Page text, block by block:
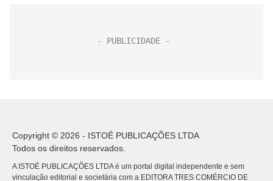
Copyright © 2026 - ISTOÉ PUBLICAÇÕES LTDA
Todos os direitos reservados.
A ISTOÉ PUBLICAÇÕES LTDA é um portal digital independente e sem
vinculação editorial e societária com a EDITORA TRES COMÉRCIO DE